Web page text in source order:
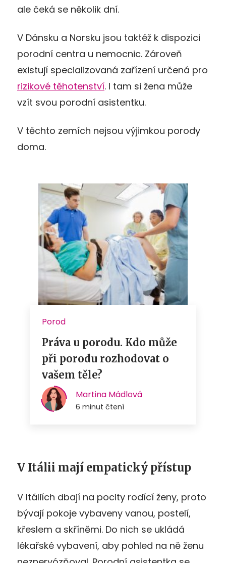
ale čeká se několik dní.
V Dánsku a Norsku jsou taktéž k dispozici
porodní centra u nemocnic. Zároveň
existují specializovaná zařízení určená pro
rizikové těhotenství. I tam si žena může
vzít svou porodní asistentku.
V těchto zemích nejsou výjimkou porody
doma.
V Itálii mají empatický přístup
V Itáliích dbají na pocity rodící ženy, proto
bývají pokoje vybaveny vanou, postelí,
křeslem a skříněmi. Do nich se ukládá
lékařské vybavení, aby pohled na ně ženu